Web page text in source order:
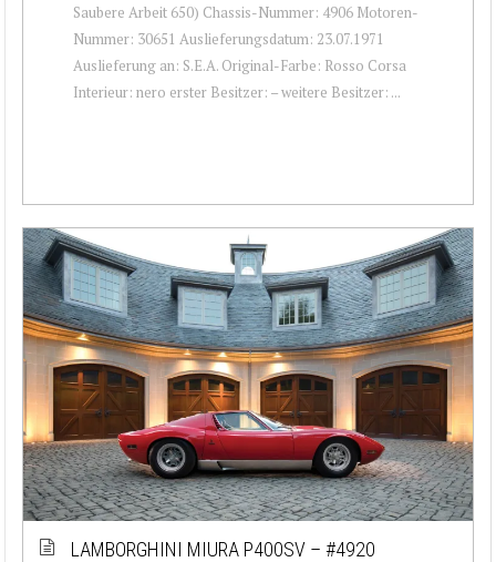
Saubere Arbeit 650) Chassis-Nummer: 4906 Motoren-
Nummer: 30651 Auslieferungsdatum: 23.07.1971
Auslieferung an: S.E.A. Original-Farbe: Rosso Corsa
Interieur: nero erster Besitzer: – weitere Besitzer: ...
LAMBORGHINI MIURA P400SV – #4920